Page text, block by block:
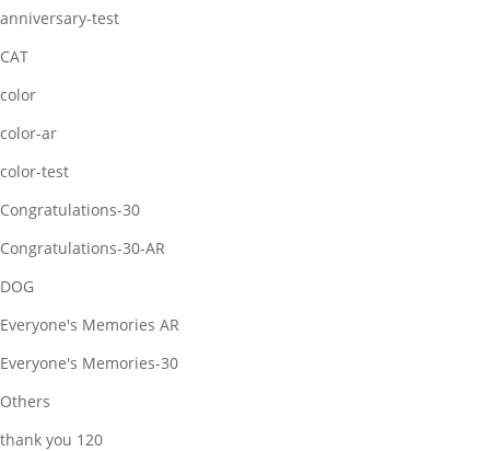
anniversary-test
CAT
color
color-ar
color-test
Congratulations-30
Congratulations-30-AR
DOG
Everyone's Memories AR
Everyone's Memories-30
Others
thank you 120